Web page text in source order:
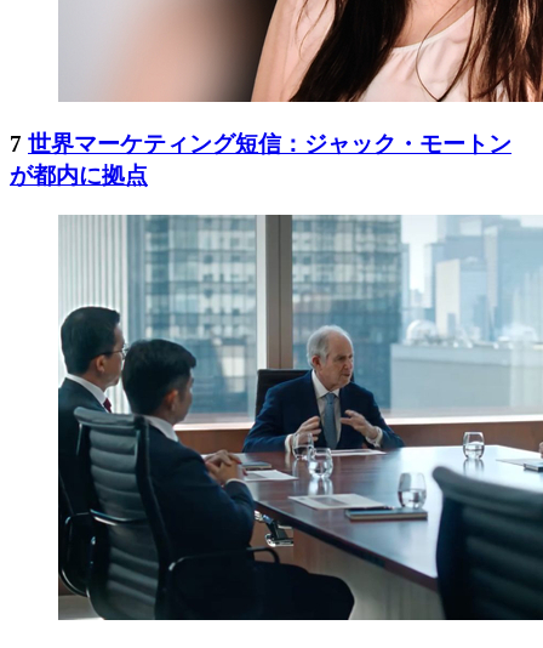
7 世界マーケティング短信：ジャック・モートン
が都内に拠点